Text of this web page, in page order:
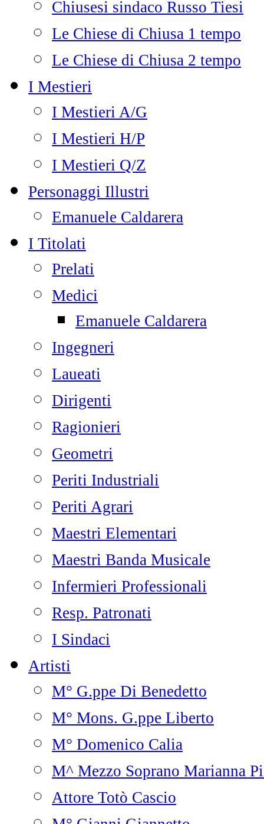
Chiusesi sindaco Russo Tiesi
Le Chiese di Chiusa 1 tempo
Le Chiese di Chiusa 2 tempo
I Mestieri
I Mestieri A/G
I Mestieri H/P
I Mestieri Q/Z
Personaggi Illustri
Emanuele Caldarera
I Titolati
Prelati
Medici
Emanuele Caldarera
Ingegneri
Laueati
Dirigenti
Ragionieri
Geometri
Periti Industriali
Periti Agrari
Maestri Elementari
Maestri Banda Musicale
Infermieri Professionali
Resp. Patronati
I Sindaci
Artisti
M° G.ppe Di Benedetto
M° Mons. G.ppe Liberto
M° Domenico Calia
M^ Mezzo Soprano Marianna
Attore Totò Cascio